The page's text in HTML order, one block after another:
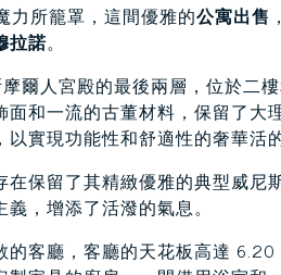
力所籠罩，這間優雅的公寓出售
拉諾。
爾人宮殿的最後兩層，位於二
和一流的古董材料，保留了大
實現功能性和舒適性的奢華活的
保留了其精緻優雅的典型威尼
，增添了活潑的氣息。
客廳，客廳的天花板高達